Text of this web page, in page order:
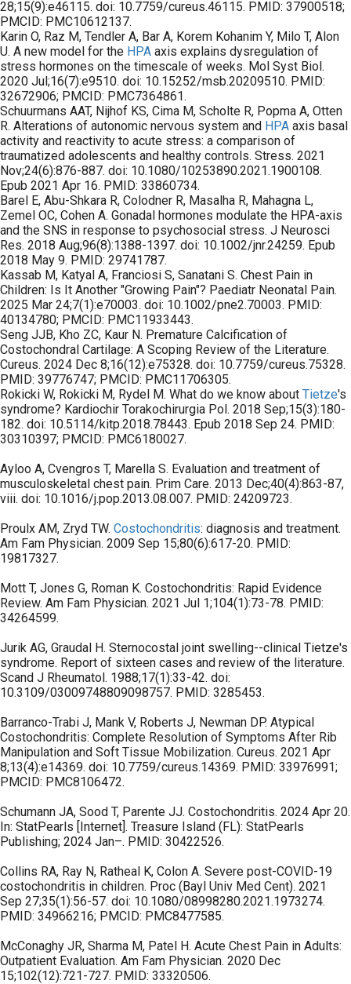
28;15(9):e46115. doi: 10.7759/cureus.46115. PMID: 37900518;
PMCID: PMC10612137.
Karin O, Raz M, Tendler A, Bar A, Korem Kohanim Y, Milo T, Alon
U. A new model for the HPA axis explains dysregulation of
stress hormones on the timescale of weeks. Mol Syst Biol.
2020 Jul;16(7):e9510. doi: 10.15252/msb.20209510. PMID:
32672906; PMCID: PMC7364861.
Schuurmans AAT, Nijhof KS, Cima M, Scholte R, Popma A, Otten
R. Alterations of autonomic nervous system and HPA axis basal
activity and reactivity to acute stress: a comparison of
traumatized adolescents and healthy controls. Stress. 2021
Nov;24(6):876-887. doi: 10.1080/10253890.2021.1900108.
Epub 2021 Apr 16. PMID: 33860734.
Barel E, Abu-Shkara R, Colodner R, Masalha R, Mahagna L,
Zemel OC, Cohen A. Gonadal hormones modulate the HPA-axis
and the SNS in response to psychosocial stress. J Neurosci
Res. 2018 Aug;96(8):1388-1397. doi: 10.1002/jnr.24259. Epub
2018 May 9. PMID: 29741787.
Kassab M, Katyal A, Franciosi S, Sanatani S. Chest Pain in
Children: Is It Another "Growing Pain"? Paediatr Neonatal Pain.
2025 Mar 24;7(1):e70003. doi: 10.1002/pne2.70003. PMID:
40134780; PMCID: PMC11933443.
Seng JJB, Kho ZC, Kaur N. Premature Calcification of
Costochondral Cartilage: A Scoping Review of the Literature.
Cureus. 2024 Dec 8;16(12):e75328. doi: 10.7759/cureus.75328.
PMID: 39776747; PMCID: PMC11706305.
Rokicki W, Rokicki M, Rydel M. What do we know about Tietze's
syndrome? Kardiochir Torakochirurgia Pol. 2018 Sep;15(3):180-
182. doi: 10.5114/kitp.2018.78443. Epub 2018 Sep 24. PMID:
30310397; PMCID: PMC6180027.
Ayloo A, Cvengros T, Marella S. Evaluation and treatment of
musculoskeletal chest pain. Prim Care. 2013 Dec;40(4):863-87,
viii. doi: 10.1016/j.pop.2013.08.007. PMID: 24209723.
Proulx AM, Zryd TW. Costochondritis: diagnosis and treatment.
Am Fam Physician. 2009 Sep 15;80(6):617-20. PMID:
19817327.
Mott T, Jones G, Roman K. Costochondritis: Rapid Evidence
Review. Am Fam Physician. 2021 Jul 1;104(1):73-78. PMID:
34264599.
Jurik AG, Graudal H. Sternocostal joint swelling--clinical Tietze's
syndrome. Report of sixteen cases and review of the literature.
Scand J Rheumatol. 1988;17(1):33-42. doi:
10.3109/03009748809098757. PMID: 3285453.
Barranco-Trabi J, Mank V, Roberts J, Newman DP. Atypical
Costochondritis: Complete Resolution of Symptoms After Rib
Manipulation and Soft Tissue Mobilization. Cureus. 2021 Apr
8;13(4):e14369. doi: 10.7759/cureus.14369. PMID: 33976991;
PMCID: PMC8106472.
Schumann JA, Sood T, Parente JJ. Costochondritis. 2024 Apr 20.
In: StatPearls [Internet]. Treasure Island (FL): StatPearls
Publishing; 2024 Jan–. PMID: 30422526.
Collins RA, Ray N, Ratheal K, Colon A. Severe post-COVID-19
costochondritis in children. Proc (Bayl Univ Med Cent). 2021
Sep 27;35(1):56-57. doi: 10.1080/08998280.2021.1973274.
PMID: 34966216; PMCID: PMC8477585.
McConaghy JR, Sharma M, Patel H. Acute Chest Pain in Adults:
Outpatient Evaluation. Am Fam Physician. 2020 Dec
15;102(12):721-727. PMID: 33320506.